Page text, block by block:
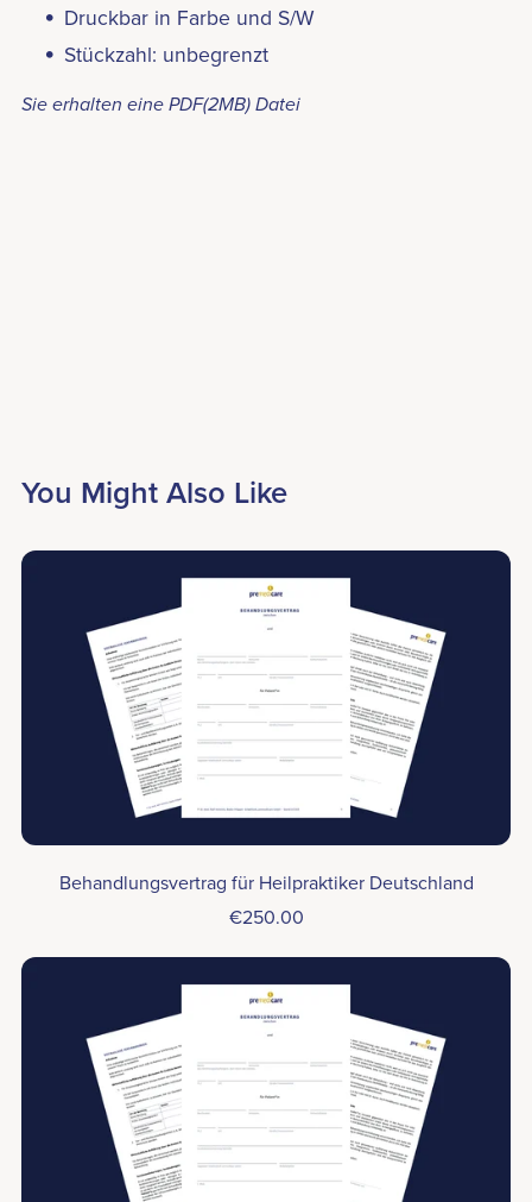
Druckbar in Farbe und S/W
Stückzahl: unbegrenzt
Sie erhalten eine PDF(2MB)Datei
You Might Also Like
Behandlungsvertrag für Heilpraktiker Deutschland
€250.00